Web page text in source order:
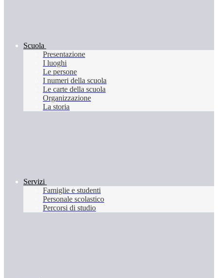
Scuola
Presentazione
I luoghi
Le persone
I numeri della scuola
Le carte della scuola
Organizzazione
La storia
Servizi
Famiglie e studenti
Personale scolastico
Percorsi di studio